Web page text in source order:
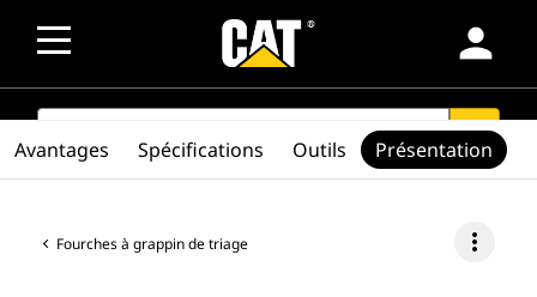
person
SEARCH search
Fourches à grappin de triage more_vert
Avantages Spécifications Outils Présentation